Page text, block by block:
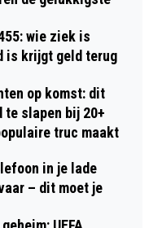
wie ziek is
is krijgt geld terug
op komst: dit
te slapen bij 20+
truc maakt
in je lade
– dit moet je